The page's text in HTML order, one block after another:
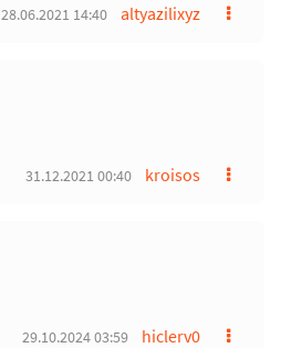
altyazilixyz
28.06.2021 14:40
kroisos
31.12.2021 00:40
hiclerv0
29.10.2024 03:59